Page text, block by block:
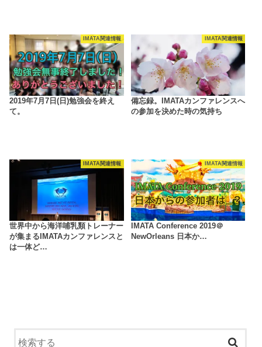
IMATA関連情報
2019年7月7日(日)勉強会を終え
て。
IMATA関連情報
備忘録。IMATAカンファレンスへ
の参加を決めた時の気持ち
IMATA関連情報
世界中から海洋哺乳類トレーナー
が集まるIMATAカンファレンスと
は一体ど…
IMATA関連情報
IMATA Conference 2019＠
NewOrleans 日本か…